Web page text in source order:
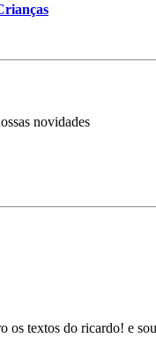
novidades
os textos do ricardo! e